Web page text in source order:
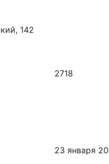
142
2718
23 января